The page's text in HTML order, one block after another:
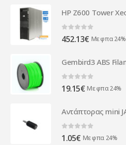
0out of 5
452.13€ Με φπα 24%
0 out of 5
19.15€ Με φπα 24%
0 out of 5
1.05€ Με φπα 24%